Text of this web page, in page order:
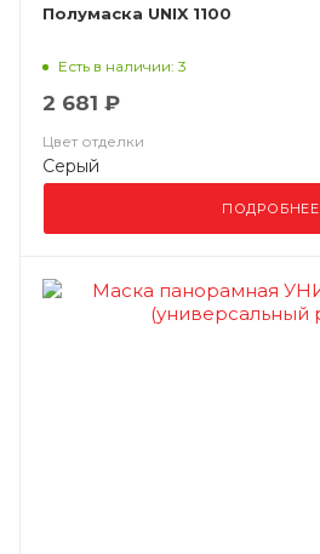
Полумаска UNIX 1100
Есть в наличии: 3
2 681 ₽
Цвет отделки
Серый
ПОДРОБНЕЕ